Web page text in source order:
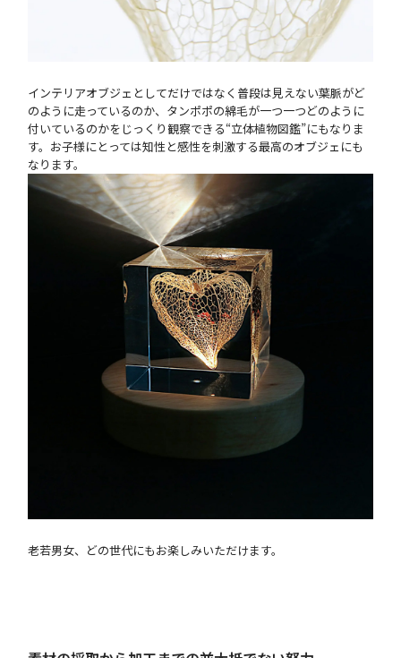
インテリアオブジェとしてだけではなく普段は見えない葉脈がど
のように走っているのか、タンポポの綿毛が一つ一つどのように
付いているのかをじっくり観察できる“立体植物図鑑”にもなりま
す。お子様にとっては知性と感性を刺激する最高のオブジェにも
なります。
老若男女、どの世代にもお楽しみいただけます。